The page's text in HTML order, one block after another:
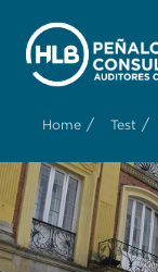
Home / Test /